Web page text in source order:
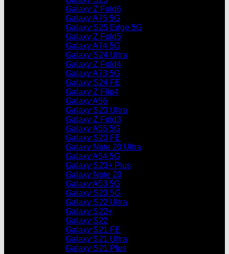
Galaxy Z Fold6
Galaxy A75 5G
Galaxy S25 Edge 5G
Galaxy Z Fold5
Galaxy A74 5G
Galaxy S24 Ultra
Galaxy Z Fold4
Galaxy A73 5G
Galaxy S24 FE
Galaxy Z Flip4
Galaxy A56
Galaxy S23 Ultra
Galaxy Z Fold3
Galaxy A55 5G
Galaxy S23 FE
Galaxy Note 20 Ultra
Galaxy A54 5G
Galaxy S23+ Plus
Galaxy Note 20
Galaxy A53 5G
Galaxy S23 5G
Galaxy S22 Ultra
Galaxy S22+
Galaxy S22
Galaxy S21 FE
Galaxy S21 Ultra
Galaxy S21 Plus